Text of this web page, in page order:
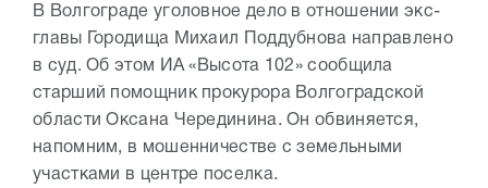
В Волгограде уголовное дело в отношении экс-
главы Городища Михаил Поддубнова направлено
в суд. Об этом ИА «Высота 102» сообщила
старший помощник прокурора Волгоградской
области Оксана Черединина. Он обвиняется,
напомним, в мошенничестве с земельными
участками в центре поселка.